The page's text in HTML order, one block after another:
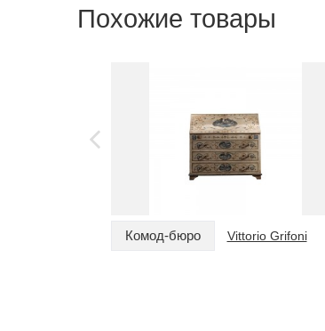
Похожие товары
Комод-бюро Vittorio Grifoni